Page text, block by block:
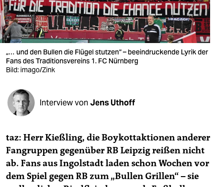
verlag
verlag
veranstaltungen
shop
fragen & hilfe
unterstützen
genossenschaft
epaper login
„… und den Bullen die Flügel stutzen“ – beeindruckende Lyrik der
Fans des Traditionsvereins 1. FC Nürnberg
Bild: imago/Zink
Interview von Jens Uthoff
taz: Herr Kießling, die Boykottaktionen anderer
Fangruppen gegenüber RB Leipzig reißen nicht
ab. Fans aus Ingolstadt laden schon Wochen vor
dem Spiel gegen RB zum „Bullen Grillen“ – sie